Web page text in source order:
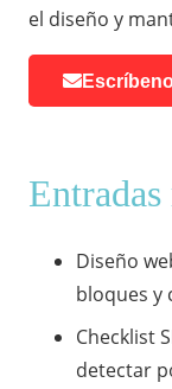
el diseño y
Diseño
bloques y
Checklist
detectar